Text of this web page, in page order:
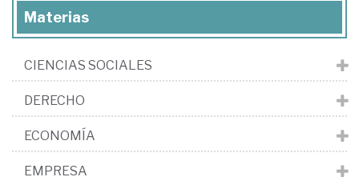
Materias
CIENCIAS SOCIALES
DERECHO
ECONOMÍA
EMPRESA